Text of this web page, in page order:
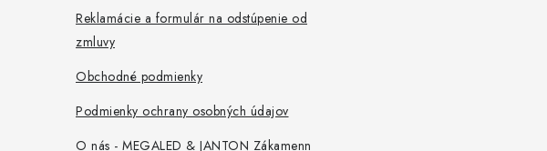
Reklamácie a formulár na odstúpenie od
zmluvy
Obchodné podmienky
Podmienky ochrany osobných údajov
O nás - MEGALED & JANTON Zákamenn